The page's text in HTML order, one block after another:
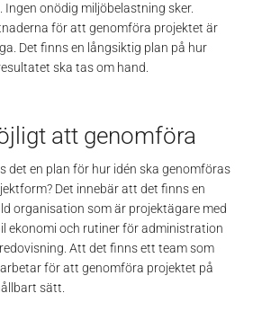
Ingen onödig miljöbelastning sker.
för att genomföra projektet är
Det finns en långsiktig plan på hur
ska tas om hand.
att genomföra
det en plan för hur idén ska genomföras
Det innebär att det finns en
organisation som är projektägare med
ekonomi och rutiner för administration
Att det finns ett team som
för att genomföra projektet på
sätt.